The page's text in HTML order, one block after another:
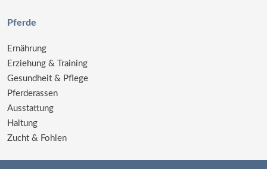
Pferde
Ernährung
Erziehung & Training
Gesundheit & Pflege
Pferderassen
Ausstattung
Haltung
Zucht & Fohlen